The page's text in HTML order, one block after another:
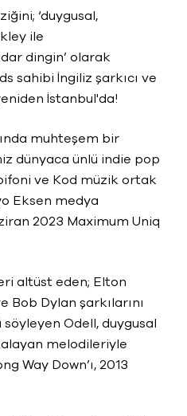
‘duygusal,
ile
dingin’ olarak
sahibi İngiliz şarkıcı ve
İstanbul'da!
muhteşem bir
dünyaca ünlü indie pop
ve Kod müzik ortak
Eksen medya
2023 Maximum Uniq
altüst eden; Elton
Bob Dylan şarkılarını
Odell, duygusal
melodileriyle
Way Down’ı, 2013